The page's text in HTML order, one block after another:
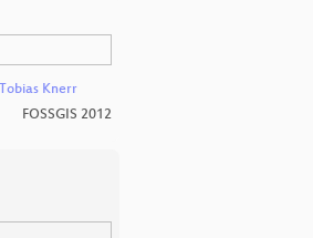
Tobias Knerr
FOSSGIS 2012